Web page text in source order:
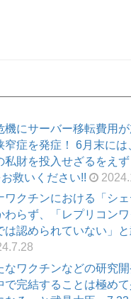
機にサーバー移転費用
窄症を発症！ 6月末に
私財を投入せざるをえ
お救いください!!
ワクチンにおける「シ
わらず、「レプリコン
は認められていない」
なワクチンなどの研究
で完結することは極め